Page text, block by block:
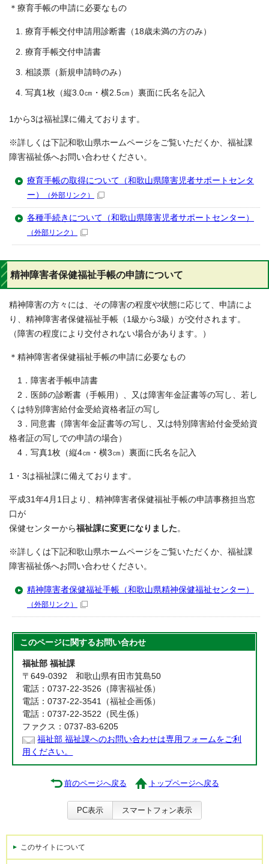
＊療育手帳の申請に必要なもの
療育手帳交付申請用診断書（18歳未満の方のみ）
療育手帳交付申請書
相談票（新規申請時のみ）
写真1枚（縦3.0㎝・横2.5㎝）裏面に氏名を記入
1から3は福祉課に備えております。
※詳しくは下記和歌山県ホームページをご覧いただくか、福祉課
障害福祉係へお問い合わせください。
療育手帳の取得について（和歌山県障害児者サポートセンタ
ー）
（外部リンク）
各種手続きについて（和歌山県障害児者サポートセンター）
（外部リンク）
精神障害者保健福祉手帳の申請について
精神障害の方々には、その障害の程度や状態に応じて、申請によ
り、精神障害者保健福祉手帳（1級から3級）が交付されます。
（障害の程度により交付されない場合があります。）
＊精神障害者保健福祉手帳の申請に必要なもの
1．障害者手帳申請書
2．医師の診断書（手帳用）、又は障害年金証書等の写し、若し
くは特別障害給付金受給資格者証の写し
3．同意書（障害年金証書等の写し、又は特別障害給付金受給資
格者証の写しでの申請の場合）
4．写真1枚（縦4㎝・横3㎝）裏面に氏名を記入
1・3は福祉課に備えております。
平成31年4月1日より、精神障害者保健福祉手帳の申請事務担当窓
口が
保健センターから福祉課に変更になりました 。
※詳しくは下記和歌山県ホームページをご覧いただくか、福祉課
障害福祉係へお問い合わせください。
精神障害者保健福祉手帳（和歌山県精神保健福祉センター）
（外部リンク）
このページに関するお問い合わせ
福祉部 福祉課
〒649-0392 和歌山県有田市箕島50
電話：0737-22-3526（障害福祉係）
電話：0737-22-3541（福祉企画係）
電話：0737-22-3522（民生係）
ファクス：0737-83-6205
福祉部 福祉課へのお問い合わせは専用フォームをご利
用ください。
前のページへ戻る トップページへ戻る
PC表示 スマートフォン表示
このサイトについて